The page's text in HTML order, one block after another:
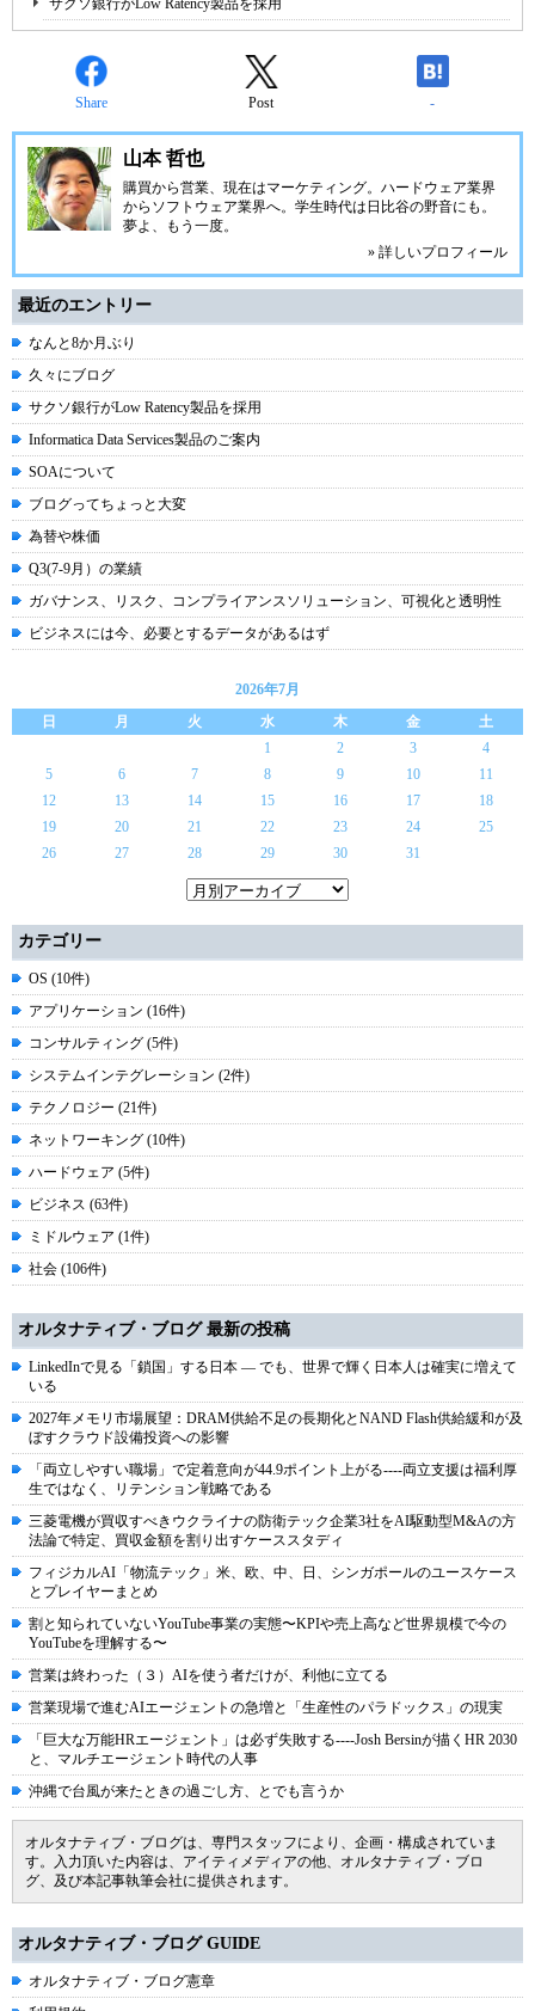
サクソ銀行がLow Ratency製品を採用
Share Post -
山本 哲也
購買から営業、現在はマーケティング。ハードウェア業界
からソフトウェア業界へ。学生時代は日比谷の野音にも。
夢よ、もう一度。
» 詳しいプロフィール
最近のエントリー
なんと8か月ぶり
久々にブログ
サクソ銀行がLow Ratency製品を採用
Informatica Data Services製品のご案内
SOAについて
ブログってちょっと大変
為替や株価
Q3(7-9月）の業績
ガバナンス、リスク、コンプライアンスソリューション、可視化と透明性
ビジネスには今、必要とするデータがあるはず
2026年7月
日
月 火 水 木 金
土
1
2 3
4
5
6 7 8 9 10
11
12
13 14 15 16 17
18
19
20 21 22 23 24
25
26
27 28 29 30 31
カテゴリー
OS (10件)
アプリケーション (16件)
コンサルティング (5件)
システムインテグレーション (2件)
テクノロジー (21件)
ネットワーキング (10件)
ハードウェア (5件)
ビジネス (63件)
ミドルウェア (1件)
社会 (106件)
オルタナティブ・ブログ 最新の投稿
LinkedInで見る「鎖国」する日本 ― でも、世界で輝く日本人は確実に増えて
いる
2027年メモリ市場展望：DRAM供給不足の長期化とNAND Flash供給緩和が及
ぼすクラウド設備投資への影響
「両立しやすい職場」で定着意向が44.9ポイント上がる----両立支援は福利厚
生ではなく、リテンション戦略である
三菱電機が買収すべきウクライナの防衛テック企業3社をAI駆動型M&Aの方
法論で特定、買収金額を割り出すケーススタディ
フィジカルAI「物流テック」米、欧、中、日、シンガポールのユースケース
とプレイヤーまとめ
割と知られていないYouTube事業の実態〜KPIや売上高など世界規模で今の
YouTubeを理解する〜
営業は終わった（３）AIを使う者だけが、利他に立てる
営業現場で進むAIエージェントの急増と「生産性のパラドックス」の現実
「巨大な万能HRエージェント」は必ず失敗する----Josh Bersinが描くHR 2030
と、マルチエージェント時代の人事
沖縄で台風が来たときの過ごし方、とでも言うか
オルタナティブ・ブログは、専門スタッフにより、企画・構成されていま
す。入力頂いた内容は、アイティメディアの他、オルタナティブ・ブロ
グ、及び本記事執筆会社に提供されます。
オルタナティブ・ブログ GUIDE
オルタナティブ・ブログ憲章